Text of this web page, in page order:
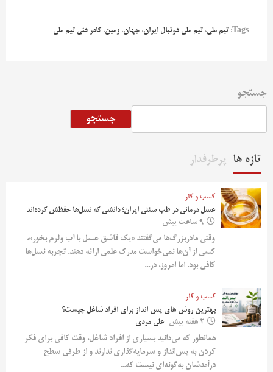
Tags: تیم ملی، تیم ملی فوتبال ایران، جهان، زمین، کادر فنی تیم ملی
جستجو
جستجو
تازه ها پرطرفدار
کسب و کار
عسل درمانی در طب سنتی ایران؛ دانشی که نسل‌ها حفظش کرده‌اند
9 ساعت پیش
وقتی مادربزرگ‌ها می‌گفتند «یک قاشق عسل با آب ولرم بخور»،
کسی از آن‌ها نمی‌خواست مدرک علمی ارائه دهند. تجربه نسل‌ها
کافی بود. اما امروز، در...
کسب و کار
بهترین روش‌ های پس‌ انداز برای افراد شاغل چیست؟
2 هفته پیش
علی مردی
همانطور که می‌دانید بسیاری از افراد شاغل، وقت کافی برای فکر
کردن به پس‌انداز و سرمایه‌گذاری ندارند و از طرفی سطح
درآمدشان به‌گونه‌ای نیست که...